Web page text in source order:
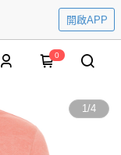
開啟APP
0
1/4